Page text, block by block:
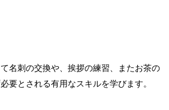
名刺の交換や、挨拶の練習、またお茶の
要とされる有用なスキルを学びます。